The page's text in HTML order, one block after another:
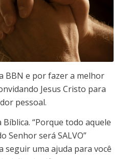
BBN e por fazer a melhor
Jesus Cristo para
pessoal.
“Porque todo aquele
Senhor será SALVO”
seguir uma ajuda para você